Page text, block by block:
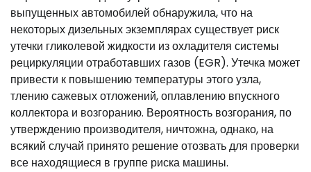
выпущенных автомобилей обнаружила, что на
некоторых дизельных экземплярах существует риск
утечки гликолевой жидкости из охладителя системы
рециркуляции отработавших газов (EGR). Утечка может
привести к повышению температуры этого узла,
тлению сажевых отложений, оплавлению впускного
коллектора и возгоранию. Вероятность возгорания, по
утверждению производителя, ничтожна, однако, на
всякий случай принято решение отозвать для проверки
все находящиеся в группе риска машины.